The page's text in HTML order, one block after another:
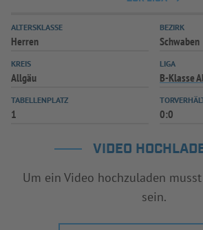
ALTERSKLASSE
Herren
BEZIRK
Schwaben
KREIS
Allgäu
LIGA
B-Klasse
TABELLENPLATZ
1 0:0
VIDEO
Um ein Video hochzuladen
sein.